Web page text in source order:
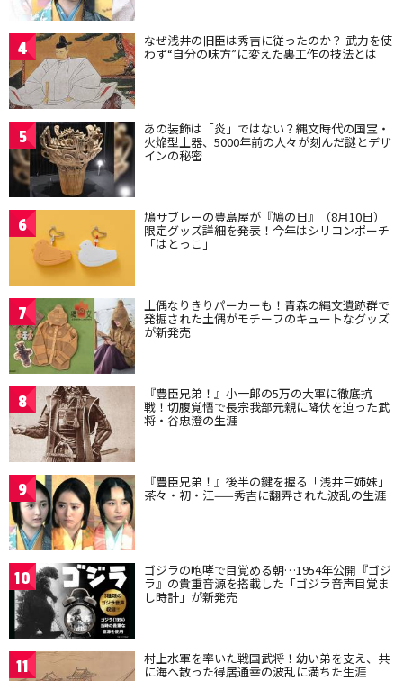
4 なぜ浅井の旧臣は秀吉に従ったのか？ 武力を使
わず“自分の味方”に変えた裏工作の技法とは
5 あの装飾は「炎」ではない？縄文時代の国宝・
火焔型土器、5000年前の人々が刻んだ謎とデザ
インの秘密
6 鳩サブレーの豊島屋が『鳩の日』（8月10日）
限定グッズ詳細を発表！今年はシリコンポーチ
「はとっこ」
7 土偶なりきりパーカーも！青森の縄文遺跡群で
発掘された土偶がモチーフのキュートなグッズ
が新発売
8 『豊臣兄弟！』小一郎の5万の大軍に徹底抗
戦！切腹覚悟で長宗我部元親に降伏を迫った武
将・谷忠澄の生涯
9 『豊臣兄弟！』後半の鍵を握る「浅井三姉妹」
茶々・初・江——秀吉に翻弄された波乱の生涯
10 ゴジラの咆哮で目覚める朝…1954年公開『ゴジ
ラ』の貴重音源を搭載した「ゴジラ音声目覚ま
し時計」が新発売
11 村上水軍を率いた戦国武将！幼い弟を支え、共
に海へ散った得居通幸の波乱に満ちた生涯